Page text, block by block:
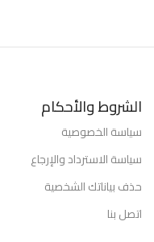
الشروط والأحكام
سياسة الخصوصية
سياسة الاسترداد والإرجاع
حذف بياناتك الشخصية
اتصل بنا